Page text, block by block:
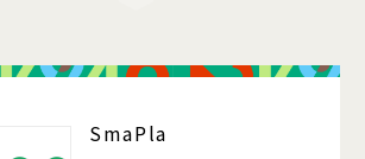
SmaPla